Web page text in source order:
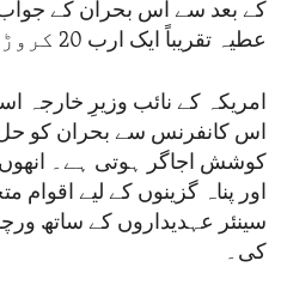
کے بعد سے اس بحران کے
عطیہ تقریباً ایک ارب 20 کروڑ ڈالر ہوگیا ہے۔
امریکہ کے نائب وزیرِ خارجہ
اس کانفرنس سے بحران کو حل
کوشش اجاگر ہوتی ہے۔ انھوں
اور پناہ گزینوں کے لیے
سینئر عہدیداروں کے ساتھ
کی۔